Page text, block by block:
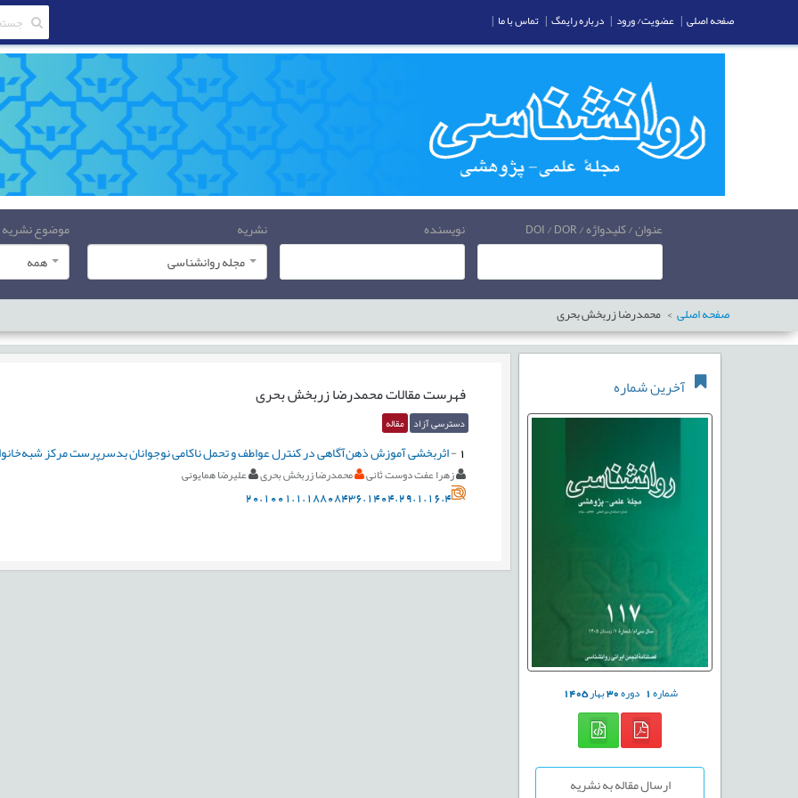
عنوان / کلیدواژه / DOI / DOR نویسنده
نشریه
مجله روانشناسی
موضوع نشریه
همه
صفحه اصلی محمدرضا زربخش بحری
آخرین شماره
شماره1 دوره30بهار1405
ارسال مقاله به نشریه
فهرست مقالاتمحمدرضا زربخش بحری
دسترسی آزاد مقاله
1
-اثربخشی آموزش ذهن‌آگاهی در کنترل عواطف و تحمل ناکامی نوجوانان بدسرپرست مرکز
زهرا عفت دوست ثانی محمدرضا زربخش بحری علیرضا همایونی
20.1001.1.18808436.1404.29.1.16.4
صفحه اصلی | عضویت/ ورود | درباره رایمگ | تماس با ما |